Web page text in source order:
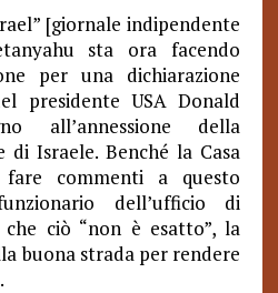
[giornale indipendente
sta ora facendo
per una dichiarazione
presidente USA Donald
all’annessione della
di Israele. Benché la Casa
commenti a questo
dell’ufficio di
che ciò “non è esatto”, la
buona strada per rendere